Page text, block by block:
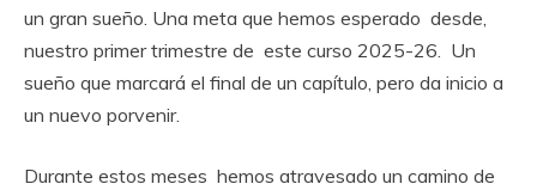
un gran sueño. Una meta que hemos esperado desde,
nuestro primer trimestre de este curso 2025-26. Un
sueño que marcará el final de un capítulo, pero da inicio a
un nuevo porvenir.
Durante estos meses hemos atravesado un camino de